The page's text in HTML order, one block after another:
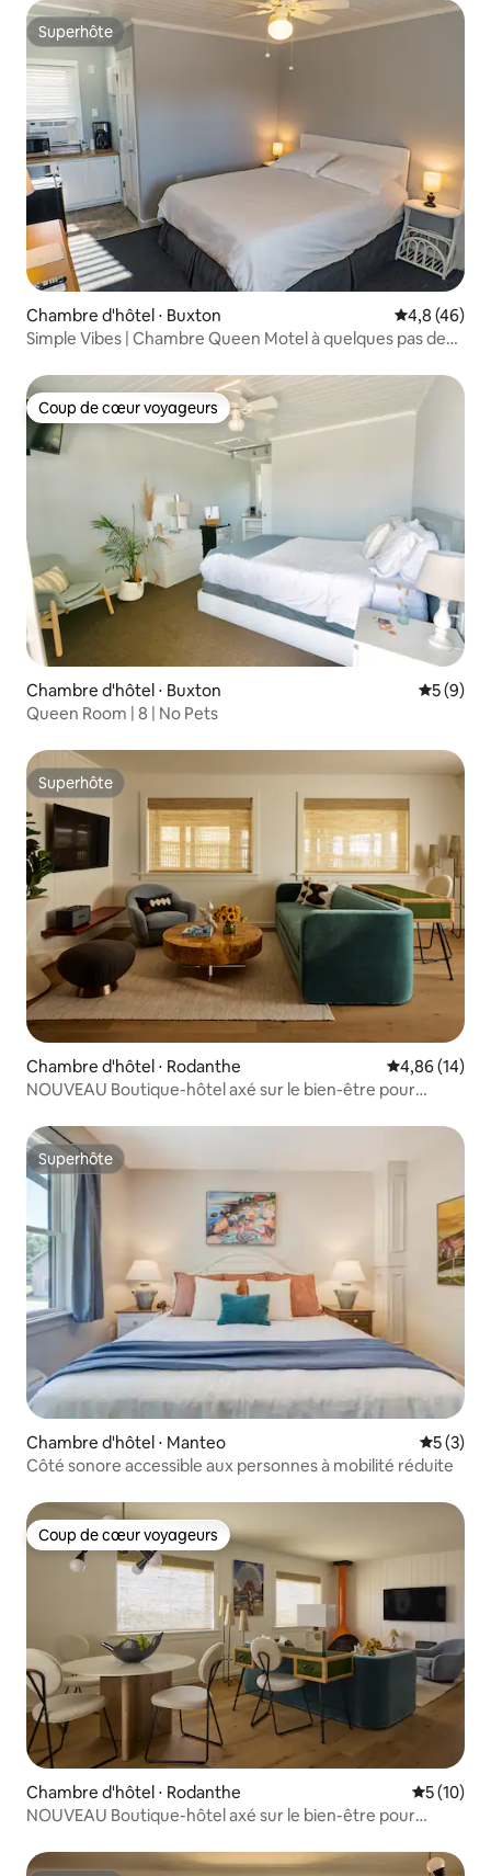
Superhôte
Superhôte
Chambre d'hôtel ⋅ Buxton Évaluation
4,8 (46)
Simple Vibes | Chambre Queen Motel à quelques pas de
Coup de cœur voyageurs
Coup de cœur voyageurs
Chambre d'hôtel ⋅ Buxton
5 (9)
Queen Room | 8 | No Pets
Superhôte
Superhôte
Chambre d'hôtel ⋅ Rodanthe Évaluation
4,86 (14)
NOUVEAU Boutique-hôtel axé sur le bien-être pour
Superhôte
Superhôte
Chambre d'hôtel ⋅ Manteo
5 (3)
Côté sonore accessible aux personnes à mobilité réduite
Coup de cœur voyageurs
Coup de cœur voyageurs
Chambre d'hôtel ⋅ Rodanthe
5 (10)
NOUVEAU Boutique-hôtel axé sur le bien-être pour